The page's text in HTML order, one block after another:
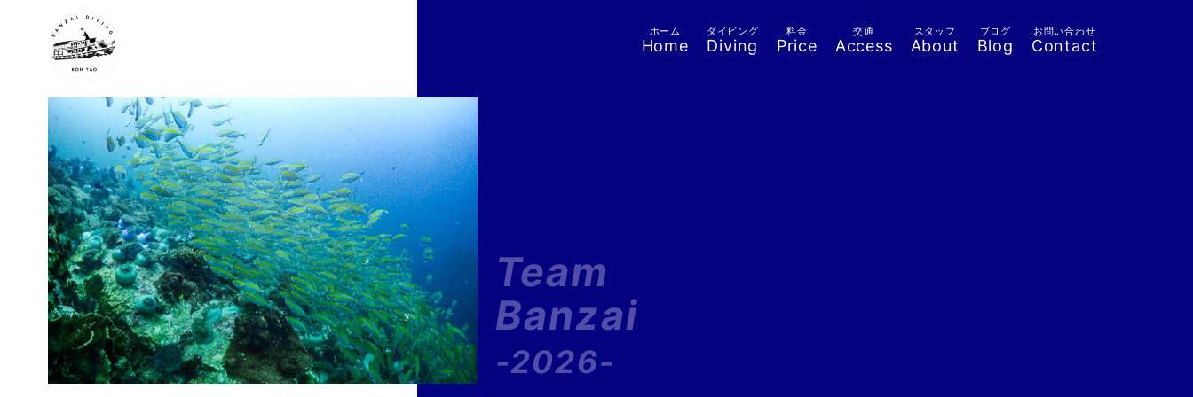
ホーム
Home
ダイビング
Diving
料金
Price
交通
Access
スタッフ
About
ブログ
Blog
お問い合わせ
Contact
Team
Banzai
-2026-